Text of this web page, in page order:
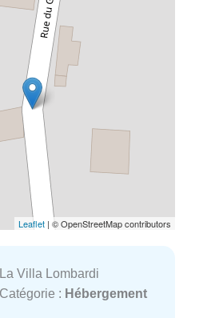
Leaflet | © OpenStreetMap contributors
La Villa Lombardi
Catégorie : Hébergement